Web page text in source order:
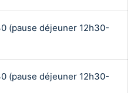
(pause déjeuner 12h30-
(pause déjeuner 12h30-